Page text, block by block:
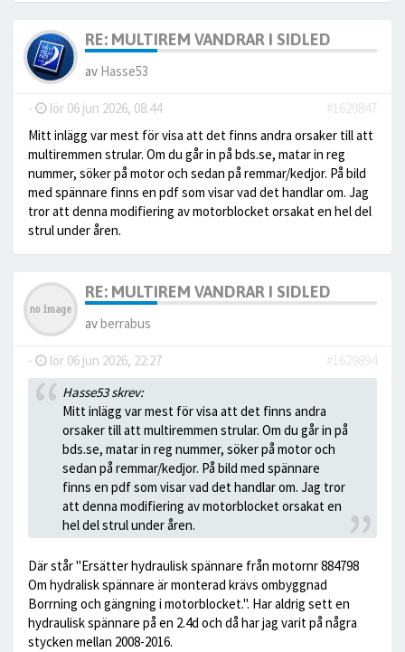
RE: MULTIREM VANDRAR I SIDLED
av Hasse53
- lör 06 jun 2026, 08:44
#1629847
Mitt inlägg var mest för visa att det finns andra orsaker till att
multiremmen strular. Om du går in på bds.se, matar in reg
nummer, söker på motor och sedan på remmar/kedjor. På bild
med spännare finns en pdf som visar vad det handlar om. Jag
tror att denna modifiering av motorblocket orsakat en hel del
strul under åren.
RE: MULTIREM VANDRAR I SIDLED
avberrabus
- lör 06 jun 2026, 22:27
#1629894
Hasse53 skrev:
Mitt inlägg var mest för visa att det finns andra
orsaker till att multiremmen strular. Om du går in på
bds.se, matar in reg nummer, söker på motor och
sedan på remmar/kedjor. På bild med spännare
finns en pdf som visar vad det handlar om. Jag tror
att denna modifiering av motorblocket orsakat en
hel del strul under åren.
Där står "Ersätter hydraulisk spännare från motornr 884798
Om hydralisk spännare är monterad krävs ombyggnad
Borrning och gängning i motorblocket.". Har aldrig sett en
hydraulisk spännare på en 2.4d och då har jag varit på några
stycken mellan 2008-2016.